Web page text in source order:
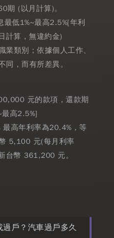
期 (以月計算)。
低1%~最高2.5%[年利
計算，無違約金)
業類別；依據個人工作、
同，而有所差異。
元的款項，還款期
高2.5%]
高年利率為20.4%，等
5,100 元(每月利率
台幣 361,200 元。
戶？汽車過戶多久